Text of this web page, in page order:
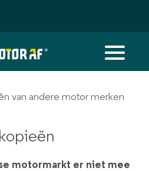
van andere motor merken
motormarkt er niet mee